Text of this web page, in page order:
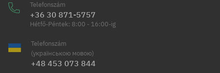
Telefonszám
+36 30 871-5757
Hétfő-Péntek: 8:00 - 16:00-ig
Telefonszám
(українською мовою)
+48 453 073 844